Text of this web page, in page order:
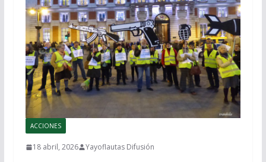
ACCIONES
18 abril, 2026 Yayoflautas Difusión